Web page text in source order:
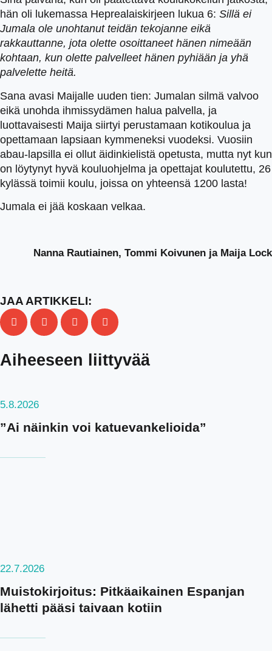
hän oli lukemassa Heprealaiskirjeen lukua 6: Sillä ei
Jumala ole unohtanut teidän tekojanne eikä
rakkauttanne, jota olette osoittaneet hänen nimeään
kohtaan, kun olette palvelleet hänen pyhiään ja yhä
palvelette heitä.
Sana avasi Maijalle uuden tien: Jumalan silmä valvoo
eikä unohda ihmissydämen halua palvella, ja
luottavaisesti Maija siirtyi perustamaan kotikoulua ja
opettamaan lapsiaan kymmeneksi vuodeksi. Vuosiin
abau-lapsilla ei ollut äidinkielistä opetusta, mutta nyt kun
on löytynyt hyvä kouluohjelma ja opettajat koulutettu, 26
kylässä toimii koulu, joissa on yhteensä 1200 lasta!
Jumala ei jää koskaan velkaa.
Nanna Rautiainen, Tommi Koivunen ja Maija Lock
JAA ARTIKKELI:
Aiheeseen liittyvää
5.8.2026
”Ai näinkin voi katuevankelioida”
22.7.2026
Muistokirjoitus: Pitkäaikainen Espanjan
lähetti pääsi taivaan kotiin